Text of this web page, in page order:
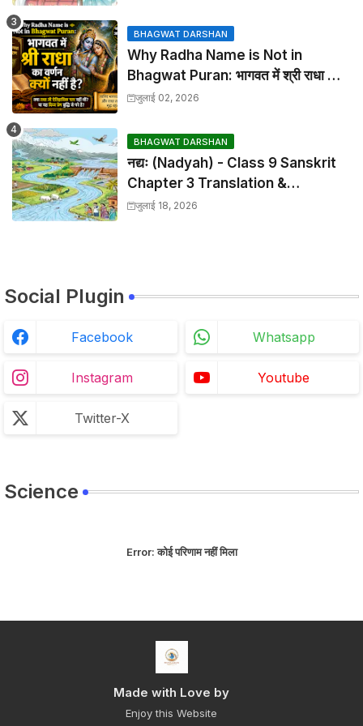
BHAGWAT DARSHAN
Why Radha Name is Not in
Bhagwat Puran: भागवत में श्री राधा का
वर्णन क्यों नहीं है?
जुलाई 02, 2026
BHAGWAT DARSHAN
नद्यः (Nadyah) - Class 9 Sanskrit
Chapter 3 Translation &
Solutions
जुलाई 18, 2026
Social Plugin
Facebook Whatsapp
Instagram Youtube
Twitter-X
Science
Error:कोई परिणाम नहीं मिला
Made with Love by
Enjoy this Website